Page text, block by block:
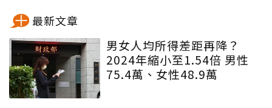
最新文章
男女人均所得差距再降？
2024年縮小至1.54倍 男性
75.4萬、女性48.9萬